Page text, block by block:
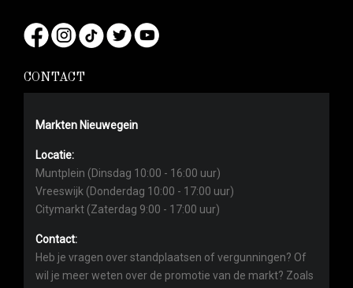
CONTACT
Markten Nieuwegein
Locatie:
Muntplein (Dinsdag 10:00 - 16:00 uur)
Vreeswijk (Donderdag 10:00 - 17:00 uur)
Citymarkt (Zaterdag 9:00 - 17:00 uur)
Contact:
Heb je vragen over standplaatsen of vergunningen? Of
wil je meer weten over de promotie van de markt? Zoals